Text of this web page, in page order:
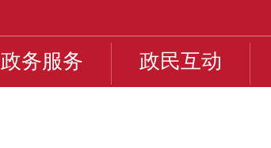
政务服务 政民互动